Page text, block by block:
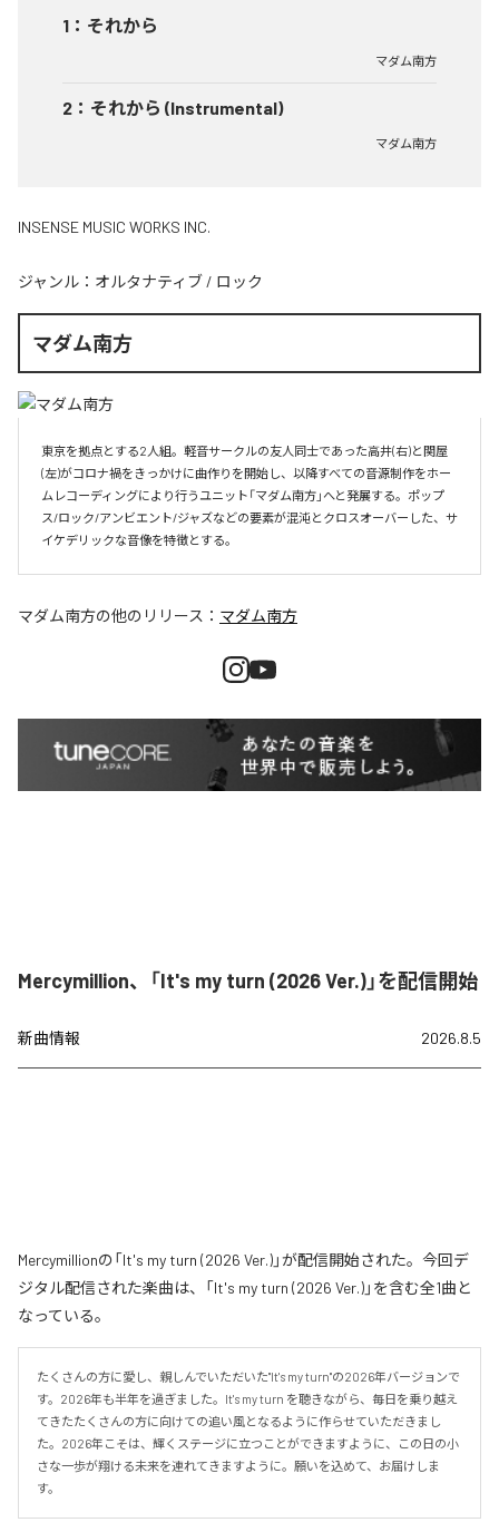
1 ： それから
マダム南方
2 ： それから (Instrumental)
マダム南方
INSENSE MUSIC WORKS INC.
ジャンル： オルタナティブ / ロック
マダム南方
東京を拠点とする2人組。軽音サークルの友人同士であった高井(右)と関屋
(左)がコロナ禍をきっかけに曲作りを開始し、以降すべての音源制作をホー
ムレコーディングにより行うユニット「マダム南方」へと発展する。ポップ
ス/ロック/アンビエント/ジャズなどの要素が混沌とクロスオーバーした、サ
イケデリックな音像を特徴とする。
マダム南方の他のリリース： マダム南方
Mercymillion、「It's my turn (2026 Ver.)」を配信開始
新曲情報 2026.8.5
Mercymillionの「It's my turn (2026 Ver.)」が配信開始された。今回デ
ジタル配信された楽曲は、「It's my turn (2026 Ver.)」を含む全1曲と
なっている。
たくさんの方に愛し、親しんでいただいた"It's my turn"の2026年バージョンで
す。2026年も半年を過ぎました。It's my turn を聴きながら、毎日を乗り越え
てきたたくさんの方に向けての追い風となるように作らせていただきまし
た。2026年こそは、輝くステージに立つことができますように、この日の小
さな一歩が翔ける未来を連れてきますように。願いを込めて、お届けしま
す。